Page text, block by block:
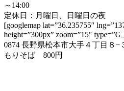
～14:00
定休日：月曜日、日曜日の夜
[googlemap lat=”36.235755″
height=”300px” zoom=”15″
0874 長野県松本市大手４丁目８−
もりそば 800円